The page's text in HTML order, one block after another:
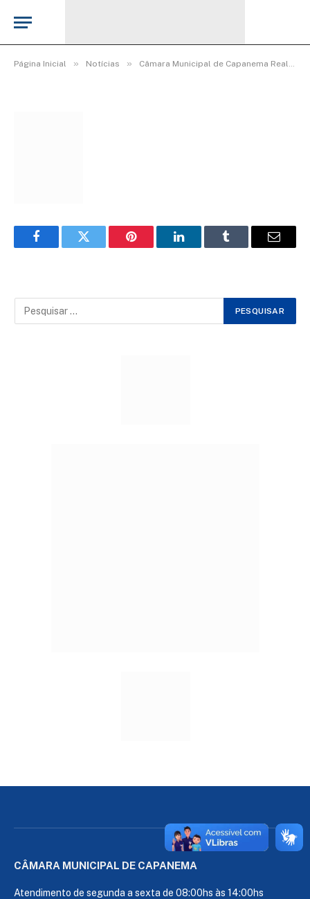
Página Inicial » Notícias » Câmara Municipal de Capanema Realiza Homenagem Especial ao Dia Internacional da Mulher
WhatsApp Image 2026-03-06 at 16.00.30
FacebookTwitter Pinterest LinkedInTumblr Email
CÂMARA MUNICIPAL DE CAPANEMA
Atendimento de segunda a sexta de 08:00hs às 14:00hs